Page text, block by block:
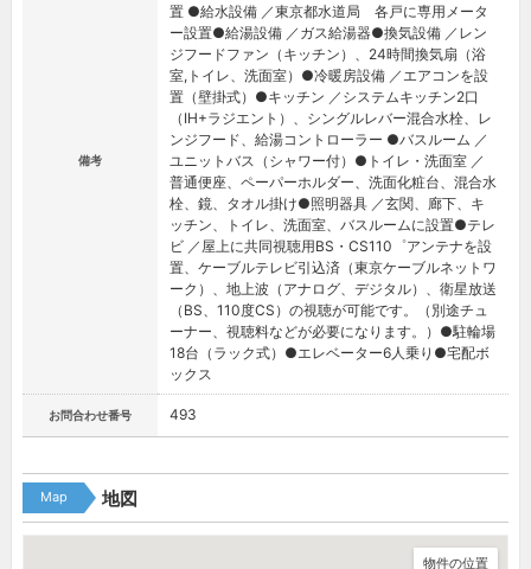
備考
置 ●給水設備 ／東京都水道局 各戸に専用メータ
ー設置●給湯設備 ／ガス給湯器●換気設備 ／レン
ジフードファン（キッチン）、24時間換気扇（浴
室,トイレ、洗面室）●冷暖房設備 ／エアコンを設
置（壁掛式）●キッチン ／システムキッチン2口
（IH+ラジエント）、シングルレバー混合水栓、レ
ンジフード、給湯コントローラー ●バスルーム ／
ユニットバス（シャワー付）●トイレ・洗面室 ／
普通便座、ペーパーホルダー、洗面化粧台、混合水
栓、鏡、タオル掛け●照明器具 ／玄関、廊下、キ
ッチン、トイレ、洗面室、バスルームに設置●テレ
ビ ／屋上に共同視聴用BS・CS110゜アンテナを設
置、ケーブルテレビ引込済（東京ケーブルネットワ
ーク）、地上波（アナログ、デジタル）、衛星放送
（BS、110度CS）の視聴が可能です。（別途チュ
ーナー、視聴料などが必要になります。）●駐輪場
18台（ラック式）●エレベーター6人乗り●宅配ボ
ックス
お問合わせ番号 493
Map 地図
物件の位置